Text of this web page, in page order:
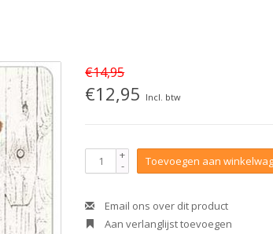
€14,95
€12,95 Incl. btw
+
- Toevoegen aan
Email ons over dit product
Aan verlanglijst toevoegen